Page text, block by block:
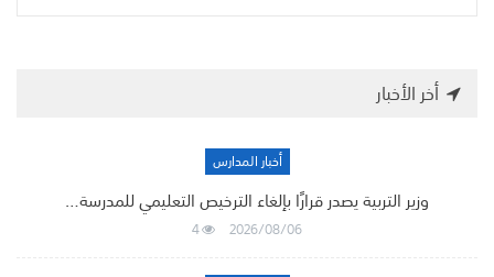
أخر الأخبار
أخبار المدارس
وزير التربية يصدر قرارًا بإلغاء الترخيص التعليمي للمدرسة…
2026/08/06
4